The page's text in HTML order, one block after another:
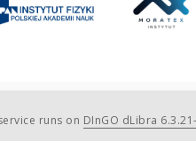
runs on DInGO dLibra